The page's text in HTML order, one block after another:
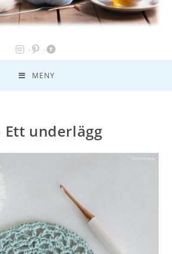
MENY
Ett underlägg